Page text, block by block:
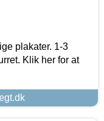
plakater. 1-3
Klik her for at